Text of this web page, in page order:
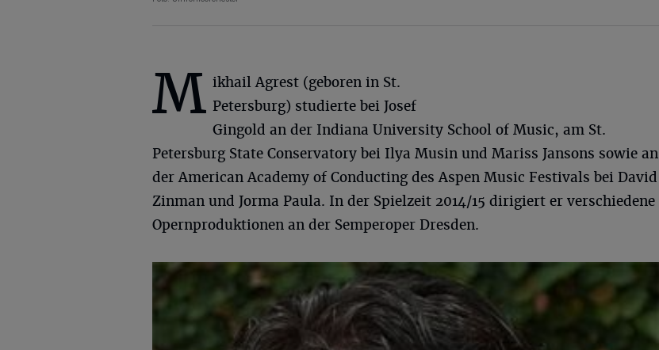
M ikhail Agrest (geboren in St.
Petersburg) studierte bei Josef
Gingold an der Indiana University School of Music, am St.
Petersburg State Conservatory bei Ilya Musin und Mariss Jansons sowie an
der American Academy of Conducting des Aspen Music Festivals bei David
Zinman und Jorma Paula. In der Spielzeit 2014/15 dirigiert er verschiedene
Opernproduktionen an der Semperoper Dresden.